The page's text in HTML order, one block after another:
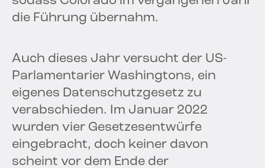
die Führung übernahm.
Auch dieses Jahr versucht der US-
Parlamentarier Washingtons, ein
eigenes Datenschutzgesetz zu
verabschieden. Im Januar 2022
wurden vier Gesetzesentwürfe
eingebracht, doch keiner davon
scheint vor dem Ende der